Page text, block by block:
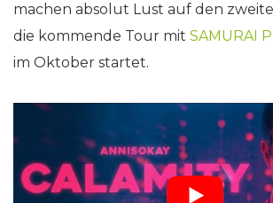
machen absolut Lust auf den
die kommende Tour mit SAMURAI
im Oktober startet.